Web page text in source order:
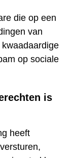
die op een
van
op sociale
is
heeft